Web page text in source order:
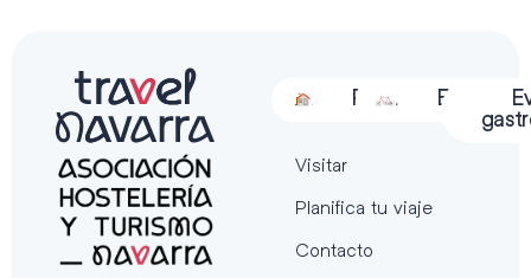
Alojamiento
Restauración
Actividades
Visitar
Planifica tu viaje
Contacto